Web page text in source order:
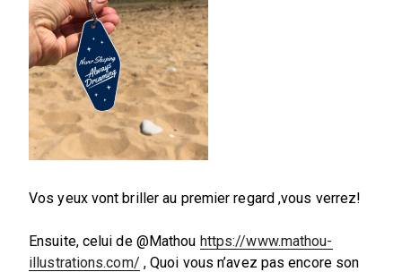
Vos yeux vont briller au premier regard ,vous verrez!
Ensuite, celui de @Mathou https://www.mathou-
illustrations.com/ , Quoi vous n’avez pas encore son